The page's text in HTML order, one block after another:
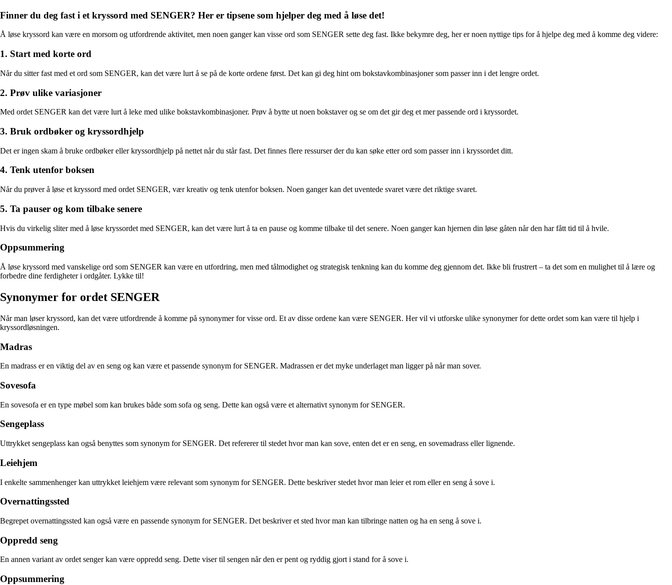
Finner du deg fast i et kryssord med SENGER? Her er tipsene som hjelper deg med å løse det!
Å løse kryssord kan være en morsom og utfordrende aktivitet, men noen ganger kan visse ord som SENGER sette deg fast. Ikke bekymre deg, her er noen nyttige tips for å hjelpe deg med å komme deg videre:
1. Start med korte ord
Når du sitter fast med et ord som SENGER, kan det være lurt å se på de korte ordene først. Det kan gi deg hint om bokstavkombinasjoner som passer inn i det lengre ordet.
2. Prøv ulike variasjoner
Med ordet SENGER kan det være lurt å leke med ulike bokstavkombinasjoner. Prøv å bytte ut noen bokstaver og se om det gir deg et mer passende ord i kryssordet.
3. Bruk ordbøker og kryssordhjelp
Det er ingen skam å bruke ordbøker eller kryssordhjelp på nettet når du står fast. Det finnes flere ressurser der du kan søke etter ord som passer inn i kryssordet ditt.
4. Tenk utenfor boksen
Når du prøver å løse et kryssord med ordet SENGER, vær kreativ og tenk utenfor boksen. Noen ganger kan det uventede svaret være det riktige svaret.
5. Ta pauser og kom tilbake senere
Hvis du virkelig sliter med å løse kryssordet med SENGER, kan det være lurt å ta en pause og komme tilbake til det senere. Noen ganger kan hjernen din løse gåten når den har fått tid til å hvile.
Oppsummering
Å løse kryssord med vanskelige ord som SENGER kan være en utfordring, men med tålmodighet og strategisk tenkning kan du komme deg gjennom det. Ikke bli frustrert – ta det som en mulighet til å lære og
forbedre dine ferdigheter i ordgåter. Lykke til!
Synonymer for ordet SENGER
Når man løser kryssord, kan det være utfordrende å komme på synonymer for visse ord. Et av disse ordene kan være SENGER. Her vil vi utforske ulike synonymer for dette ordet som kan være til hjelp i
kryssordløsningen.
Madras
En madrass er en viktig del av en seng og kan være et passende synonym for SENGER. Madrassen er det myke underlaget man ligger på når man sover.
Sovesofa
En sovesofa er en type møbel som kan brukes både som sofa og seng. Dette kan også være et alternativt synonym for SENGER.
Sengeplass
Uttrykket sengeplass kan også benyttes som synonym for SENGER. Det refererer til stedet hvor man kan sove, enten det er en seng, en sovemadrass eller lignende.
Leiehjem
I enkelte sammenhenger kan uttrykket leiehjem være relevant som synonym for SENGER. Dette beskriver stedet hvor man leier et rom eller en seng å sove i.
Overnattingssted
Begrepet overnattingssted kan også være en passende synonym for SENGER. Det beskriver et sted hvor man kan tilbringe natten og ha en seng å sove i.
Oppredd seng
En annen variant av ordet senger kan være oppredd seng. Dette viser til sengen når den er pent og ryddig gjort i stand for å sove i.
Oppsummering